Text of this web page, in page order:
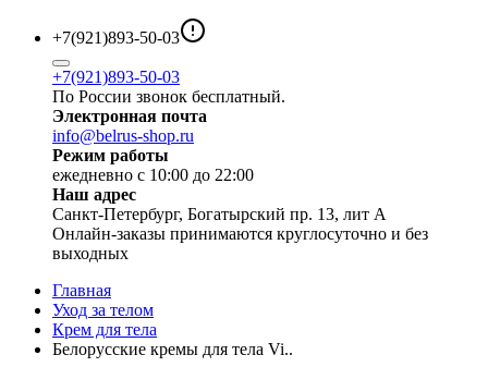
+7(921)893-50-03
+7(921)893-50-03
По России звонок бесплатный.
Электронная почта
info@belrus-shop.ru
Режим работы
ежедневно с 10:00 до 22:00
Наш адрес
Санкт-Петербург, Богатырский пр. 13, лит А
Онлайн-заказы принимаются круглосуточно и без
выходных
Главная
Уход за телом
Крем для тела
Белорусские кремы для тела Vi..